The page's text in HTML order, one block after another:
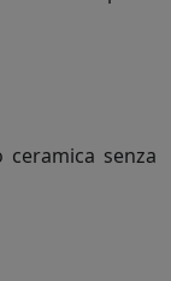
ceramica senza